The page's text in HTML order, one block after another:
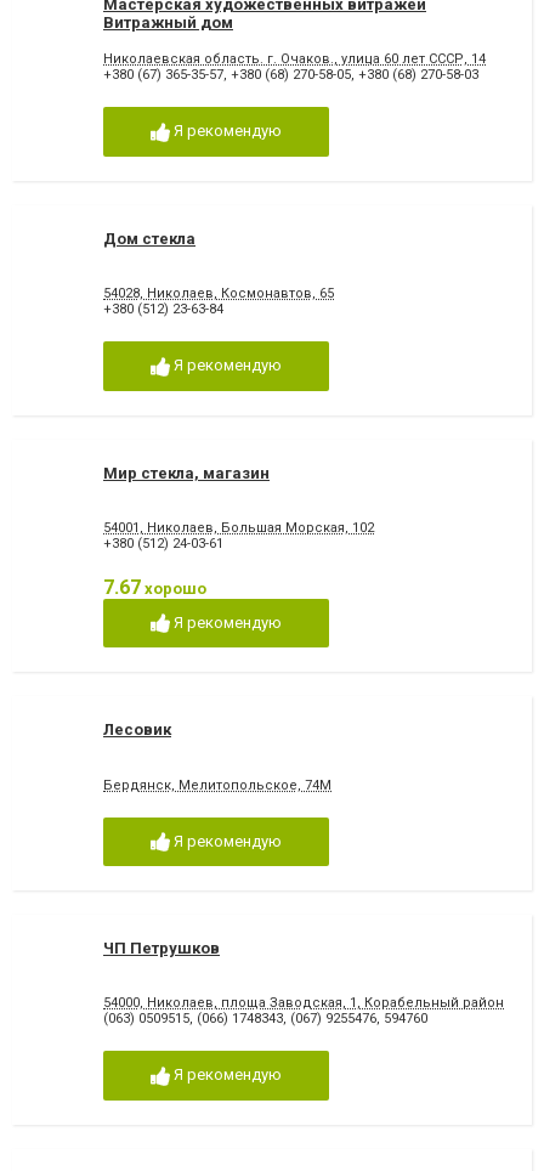
Мастерская художественных витражей
Витражный дом
Николаевская область. г. Очаков., улица 60 лет СССР, 14
+380 (67) 365-35-57, +380 (68) 270-58-05, +380 (68) 270-58-03
Я рекомендую
Дом стекла
54028, Николаев, Космонавтов, 65
+380 (512) 23-63-84
Я рекомендую
Мир стекла, магазин
54001, Николаев, Большая Морская, 102
+380 (512) 24-03-61
7.67 хорошо
Я рекомендую
Лесовик
Бердянск, Мелитопольское, 74М
Я рекомендую
ЧП Петрушков
54000, Николаев, площа Заводская, 1, Корабельный район
(063) 0509515, (066) 1748343, (067) 9255476, 594760
Я рекомендую